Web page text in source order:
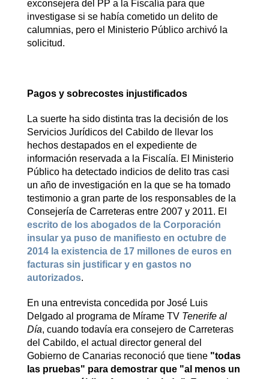
exconsejera del PP a la Fiscalía para que
investigase si se había cometido un delito de
calumnias, pero el Ministerio Público archivó la
solicitud.
Pagos y sobrecostes injustificados
La suerte ha sido distinta tras la decisión de los
Servicios Jurídicos del Cabildo de llevar los
hechos destapados en el expediente de
información reservada a la Fiscalía. El Ministerio
Público ha detectado indicios de delito tras casi
un año de investigación en la que se ha tomado
testimonio a gran parte de los responsables de la
Consejería de Carreteras entre 2007 y 2011. El
escrito de los abogados de la Corporación
insular ya puso de manifiesto en octubre de
2014 la existencia de 17 millones de euros en
facturas sin justificar y en gastos no
autorizados.
En una entrevista concedida por José Luis
Delgado al programa de Mírame TV Tenerife al
Día, cuando todavía era consejero de Carreteras
del Cabildo, el actual director general del
Gobierno de Canarias reconoció que tiene"todas
las pruebas" para demostrar que "al menos un